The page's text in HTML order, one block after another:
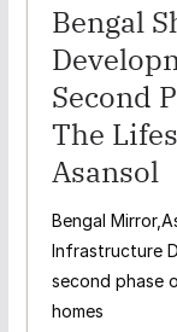
Bengal
Second
The
Asansol
Bengal
Infrastructure
second phase
homes